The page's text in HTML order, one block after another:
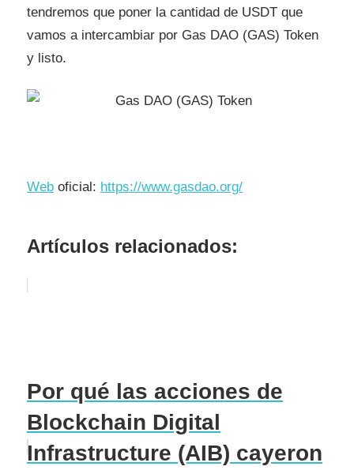
tendremos que poner la cantidad de USDT que
vamos a intercambiar por Gas DAO (GAS) Token
y listo.
Web oficial: https://www.gasdao.org/
Artículos relacionados:
Por qué las acciones de
Blockchain Digital
Infrastructure (AIB) cayeron